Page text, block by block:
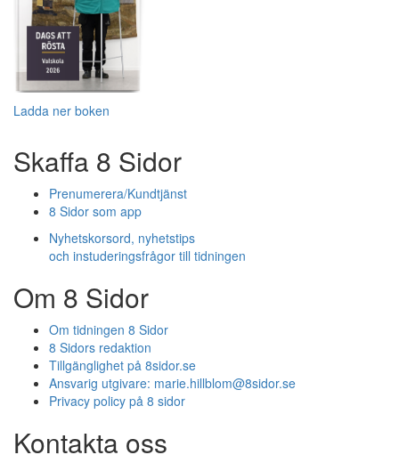
Ladda ner boken
Skaffa 8 Sidor
Prenumerera/Kundtjänst
8 Sidor som app
Nyhetskorsord, nyhetstips
och instuderingsfrågor till tidningen
Om 8 Sidor
Om tidningen 8 Sidor
8 Sidors redaktion
Tillgänglighet på 8sidor.se
Ansvarig utgivare: marie.hillblom@8sidor.se
Privacy policy på 8 sidor
Kontakta oss